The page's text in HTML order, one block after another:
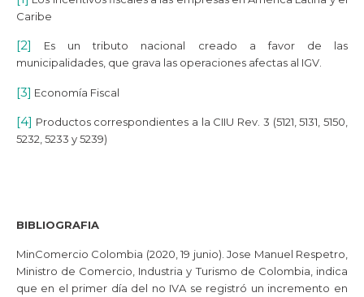
Caribe
[2]
Es un tributo nacional creado a favor de las
municipalidades, que grava las operaciones afectas al IGV.
[3] Economía Fiscal
[4] Productos correspondientes a la CIIU Rev. 3 (5121, 5131, 5150,
5232, 5233 y 5239)
BIBLIOGRAFIA
MinComercio Colombia (2020, 19 junio). Jose Manuel Respetro,
Ministro de Comercio, Industria y Turismo de Colombia, indica
que en el primer día del no IVA se registró un incremento en